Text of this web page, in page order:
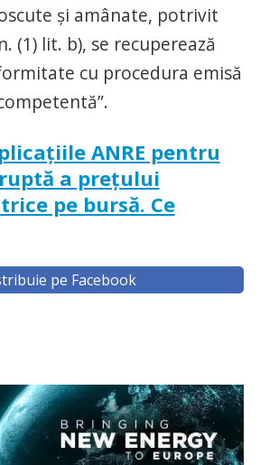
şi amânate, potrivit
(1) lit. b), se recuperează
cu procedura emisă
ANRE pentru
a preţului
pe bursă. Ce
pe Facebook